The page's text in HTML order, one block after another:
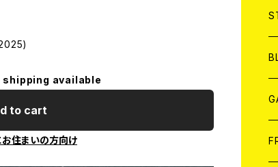
available
to cart
住まいの方向け
CD